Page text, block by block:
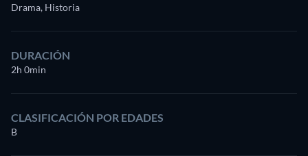
Drama, Historia
DURACIÓN
2h 0min
CLASIFICACIÓN POR EDADES
B